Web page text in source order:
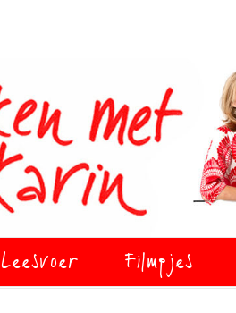
Leesvoer Filmpjes